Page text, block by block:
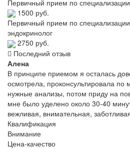
Первичный прием по
1500 руб.
Первичный прием по
эндокринолог
2750 руб.
Последний отзыв
Алена
В принципе приемом я осталась
осмотрела, проконсультировала по
нужные анализы, потом приду на
мне было уделено около 30-40
вежливая, внимательная,
Квалификация
Внимание
Цена-качество